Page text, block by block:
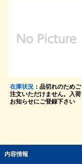
在庫状況：品切れのためご
注文いただけません。入荷
お知らせにご登録下さい
内容情報